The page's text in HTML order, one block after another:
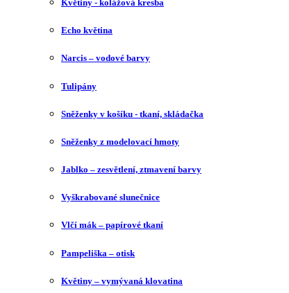
Květiny - kolážová kresba
Echo květina
Narcis – vodové barvy
Tulipány
Sněženky v košíku - tkaní, skládačka
Sněženky z modelovací hmoty
Jablko – zesvětlení, ztmavení barvy
Vyškrabované slunečnice
Vlčí mák – papírové tkaní
Pampeliška – otisk
Květiny – vymývaná klovatina